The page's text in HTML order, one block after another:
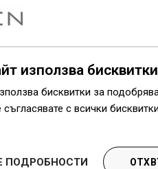
използва бисквитки
бисквитки за
съгласявате с всички
ПОДРОБНОСТИ